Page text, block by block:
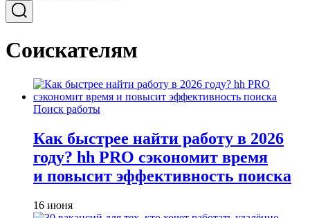
Соискателям
Поиск работы
Как быстрее найти работу в 2026
году? hh PRO сэкономит время
и повысит эффективность поиска
16 июня